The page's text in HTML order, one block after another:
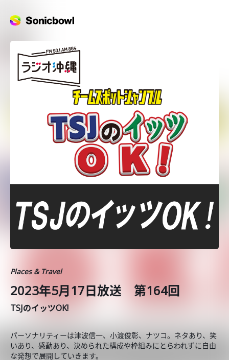
Places & Travel
2023年5月17日放送 第164回
TSJのイッツOK!
パーソナリティーは津波信一、小渡俊彰、ナツコ。ネタあり、笑
いあり、感動あり、決められた構成や枠組みにとらわれずに自由
な発想で展開していきます。